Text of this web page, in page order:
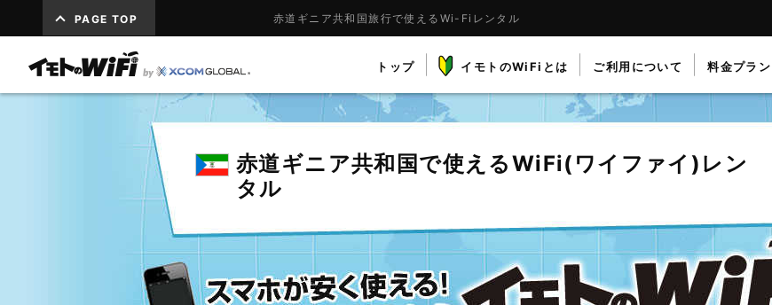
赤道ギニア共和国旅行で使えるWi-Fiレンタル
PAGE TOP
トップ イモトのWiFiとは ご利用について 料金プラン
赤道ギニア共和国で使えるWiFi(ワイファイ)レン
タル